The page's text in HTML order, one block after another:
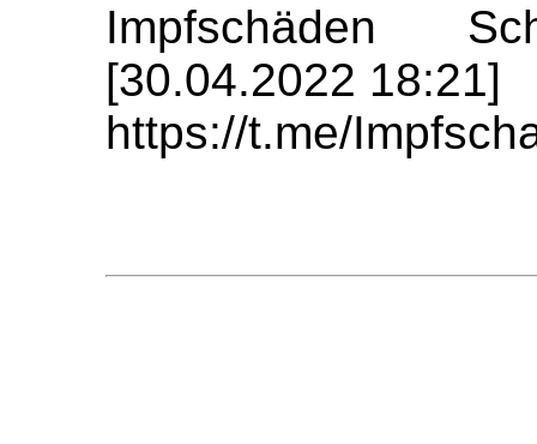
Impfschäden
[30.04.2022 18:21]
https://t.me/